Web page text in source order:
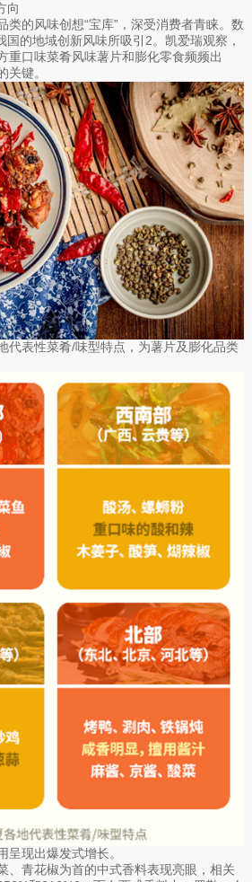
向
类的风味创想“宝库”，深受消费者青睐。数
的地域创新风味所吸引2。凯爱瑞观察，
重口味菜肴风味薯片和膨化零食频频出
关键。
代表性菜肴/味型特点，为薯片及膨化品类
呈现出爆发式增长。
、青花椒为首的中式香料表现亮眼，相关